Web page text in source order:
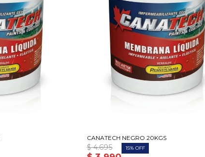
CANATECH NEGRO 20KGS
$ 4.695 15